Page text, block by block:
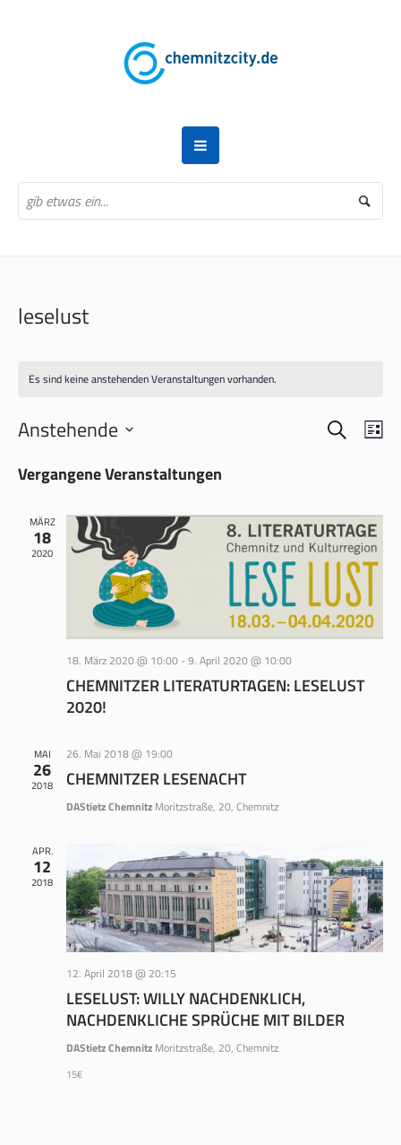
leselust
Es sind keine anstehenden Veranstaltungen vorhanden.
SUCHE
Anstehende
wählen.
Vergangene Veranstaltungen
MÄRZ
18
2020
18. März 2020 @ 10:00 -9. April 2020 @ 10:00
CHEMNITZER LITERATURTAGEN: LESELUST
2020!
MAI
26
2018
26. Mai 2018 @ 19:00
CHEMNITZER LESENACHT
DAStietz Chemnitz Moritzstraße, 20, Chemnitz
APR.
12
2018
12. April 2018 @ 20:15
LESELUST: WILLY NACHDENKLICH,
NACHDENKLICHE SPRÜCHE MIT BILDER
DAStietz Chemnitz Moritzstraße, 20, Chemnitz
15€